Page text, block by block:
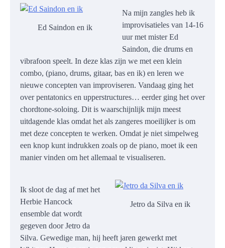
Ed Saindon en ik
Na mijn zangles heb ik
improvisatieles van 14-16
uur met mister Ed
Saindon, die drums en
vibrafoon speelt. In deze klas zijn we met een klein
combo, (piano, drums, gitaar, bas en ik) en leren we
nieuwe concepten van improviseren. Vandaag ging het
over pentatonics en upperstructures… eerder ging het over
chordtone-soloing. Dit is waarschijnlijk mijn meest
uitdagende klas omdat het als zangeres moeilijker is om
met deze concepten te werken. Omdat je niet simpelweg
een knop kunt indrukken zoals op de piano, moet ik een
manier vinden om het allemaal te visualiseren.
Jetro da Silva en ik
Ik sloot de dag af met het
Herbie Hancock
ensemble dat wordt
gegeven door Jetro da
Silva. Gewedige man, hij heeft jaren gewerkt met